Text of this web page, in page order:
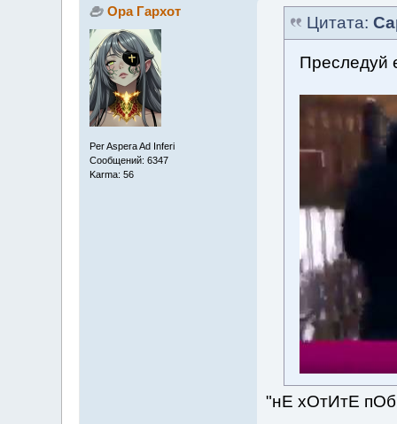
Ора Гархот
Per Aspera Ad Inferi
Сообщений: 6347
Karma: 56
Цитата:
Преследуй
"нЕ хОтИтЕ